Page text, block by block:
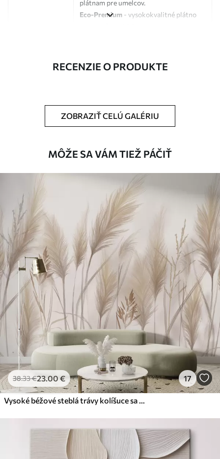
plátnam pre umelcov.
Eco-Premium - vysokokvalitné plátno
s33867
Dostupné materiály
Štandard
Žiarivé a sýte farby
✓ Odolné voči vyblednutiu
✓ Bezpečný atrament bez zápachu
✗Povrch podobný plátnu
✗ Ekologický materiál
Premium
Od29.00 €
✓Žiarivé a sýte farby
✓ Odolné voči vyblednutiu
✓Bezpečný atrament bez zápachu
✓ Povrch podobný plátnu
✗Ekologický materiál
Eko-Premium
Od36.00€
✓Žiarivé a sýte farby
✓Odolné voči vyblednutiu
Ekologický materiál
RECENZIE O PRODUKTE
ZOBRAZIŤ CELÚ GALÉRIU
MÔŽE SA VÁM TIEŽ PÁČIŤ
38.33€23.00 € 17
Vysoké béžové steblá trávy kolíšuce sa vo vetre na jemnom, svetlom pozadí